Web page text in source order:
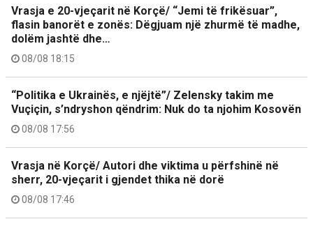
Vrasja e 20-vjeçarit në Korçë/ “Jemi të frikësuar”,
flasin banorët e zonës: Dëgjuam një zhurmë të madhe,
dolëm jashtë dhe…
08/08 18:15
“Politika e Ukrainës, e njëjtë”/ Zelensky takim me
Vuçiçin, s’ndryshon qëndrim: Nuk do ta njohim Kosovën
08/08 17:56
Vrasja në Korçë/ Autori dhe viktima u përfshinë në
sherr, 20-vjeçarit i gjendet thika në dorë
08/08 17:46